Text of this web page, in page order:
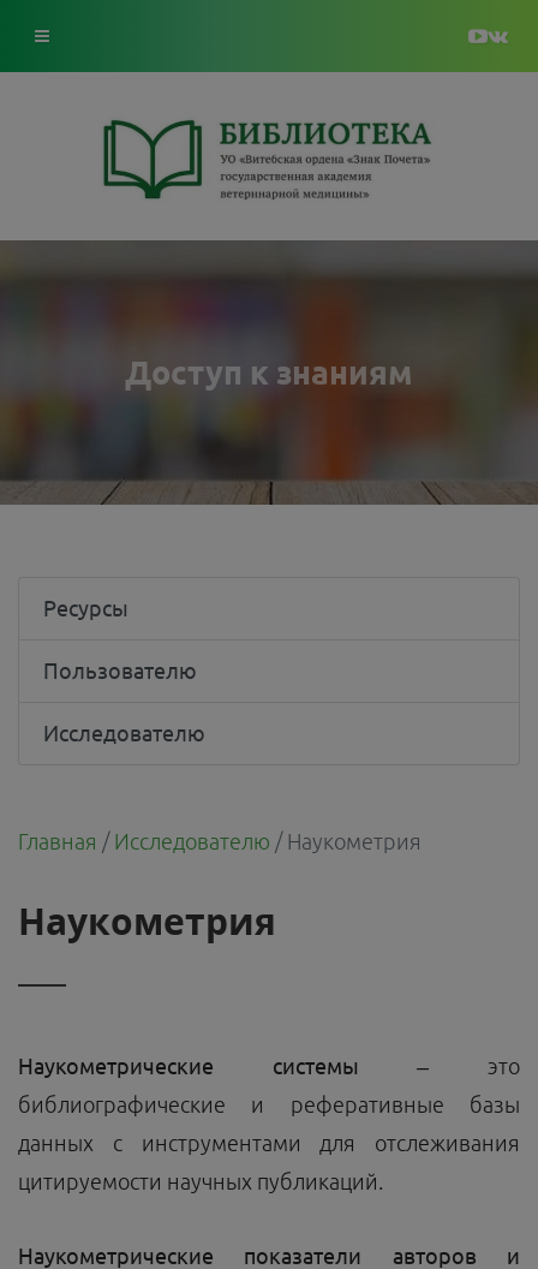
Доступ к знаниям
Ресурсы
Пользователю
Исследователю
Главная / Исследователю / Наукометрия
Наукометрия
Наукометрические системы – это
библиографические и реферативные базы
данных с инструментами для отслеживания
цитируемости научных публикаций.
Наукометрические показатели авторов и